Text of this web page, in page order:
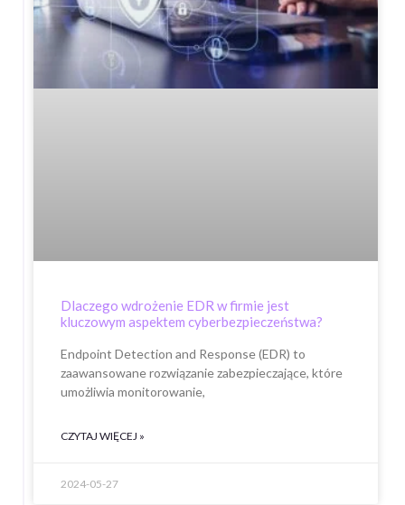
Dlaczego wdrożenie EDR w firmie jest
kluczowym aspektem cyberbezpieczeństwa?
Endpoint Detection and Response (EDR) to
zaawansowane rozwiązanie zabezpieczające, które
umożliwia monitorowanie,
CZYTAJ WIĘCEJ »
2024-05-27